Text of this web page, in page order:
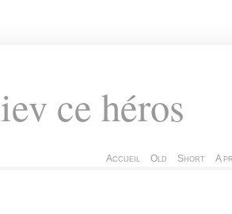
ce héros
Accueil Old Short A